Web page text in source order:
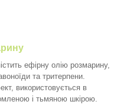
ефірну олію розмарину,
та тритерпени.
використовується в
і тьмяною шкірою.